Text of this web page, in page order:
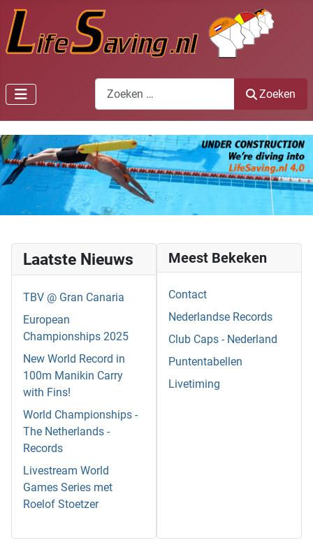
Zoeken
Zoeken
Laatste Nieuws
TBV @ Gran Canaria
European
Championships 2025
New World Record in
100m Manikin Carry
with Fins!
World Championships -
The Netherlands -
Records
Livestream World
Games Series met
Roelof Stoetzer
Meest Bekeken
Contact
Nederlandse Records
Club Caps - Nederland
Puntentabellen
Livetiming